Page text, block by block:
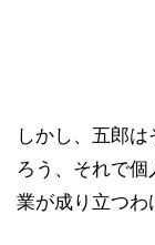
しかし、五郎
ろう、それで
業が成り立つわ